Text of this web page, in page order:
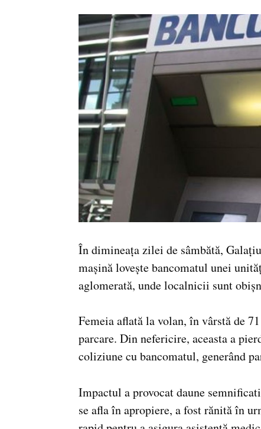
În dimineața zilei de sâmbătă,
mașină lovește bancomatul unei
aglomerată, unde localnicii sunt
Femeia aflată la volan, în vârstă de
parcare. Din nefericire, aceasta a
coliziune cu bancomatul, generând
Impactul a provocat daune
se afla în apropiere, a fost rănită în